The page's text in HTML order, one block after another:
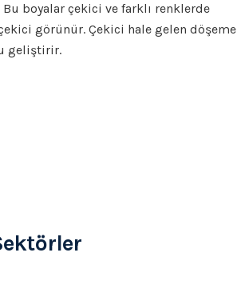
boyalar çekici ve farklı renklerde
görünür. Çekici hale gelen döşeme
geliştirir.